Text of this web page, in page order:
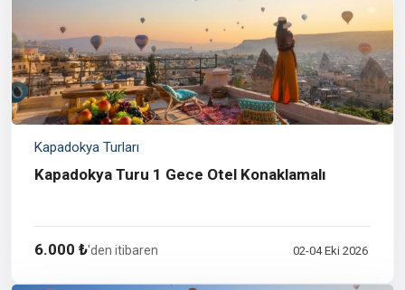
Kapadokya Turları
Kapadokya Turu 1 Gece Otel Konaklamalı
6.000 ₺'den itibaren 02-04 Eki 2026